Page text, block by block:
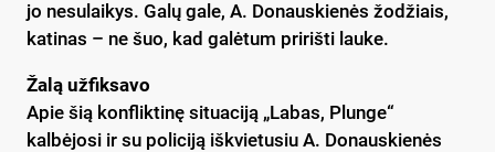
jo nesulaikys. Galų gale, A. Donauskienės žodžiais,
katinas – ne šuo, kad galėtum pririšti lauke.
Žalą užfiksavo
Apie šią konfliktinę situaciją „Labas, Plunge“
kalbėjosi ir su policiją iškvietusiu A. Donauskienės